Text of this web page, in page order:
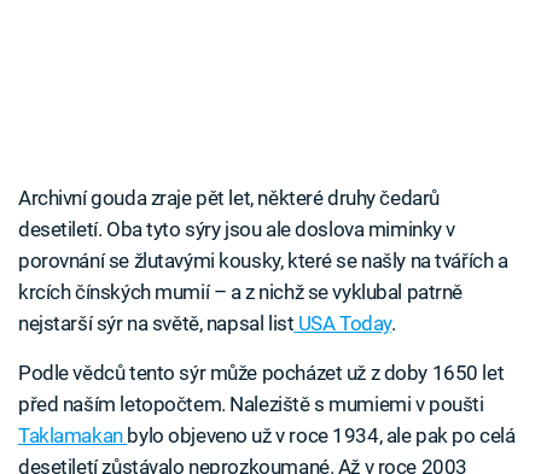
Archivní gouda zraje pět let, některé druhy čedarů
desetiletí. Oba tyto sýry jsou ale doslova miminky v
porovnání se žlutavými kousky, které se našly na tvářích a
krcích čínských mumií – a z nichž se vyklubal patrně
nejstarší sýr na světě, napsal list USA Today.
Podle vědců tento sýr může pocházet už z doby 1650 let
před naším letopočtem. Naleziště s mumiemi v poušti
Taklamakan bylo objeveno už v roce 1934, ale pak po celá
desetiletí zůstávalo neprozkoumané. Až v roce 2003